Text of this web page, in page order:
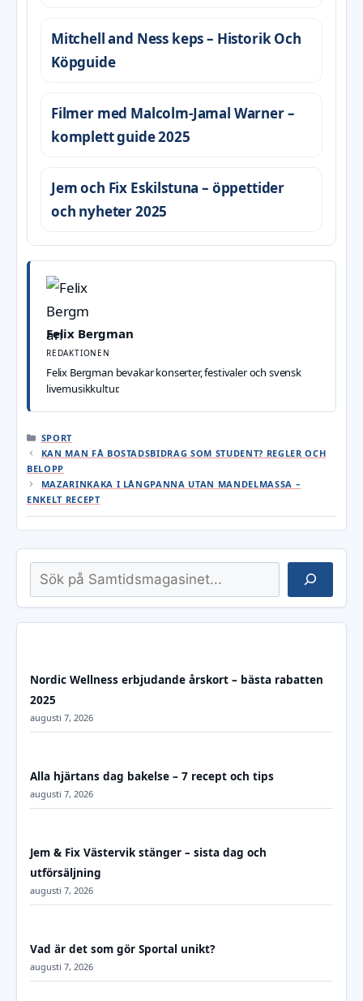
Mitchell and Ness keps – Historik Och
Köpguide
Filmer med Malcolm-Jamal Warner –
komplett guide 2025
Jem och Fix Eskilstuna – öppettider
och nyheter 2025
Felix Bergman
REDAKTIONEN
Felix Bergman bevakar konserter, festivaler och svensk
livemusikkultur.
KATEGORIER
SPORT
KAN MAN FÅ BOSTADSBIDRAG SOM STUDENT? REGLER OCH
BELOPP
MAZARINKAKA I LÅNGPANNA UTAN MANDELMASSA –
ENKELT RECEPT
Sök
Nordic Wellness erbjudande årskort – bästa rabatten
2025
augusti 7, 2026
Alla hjärtans dag bakelse – 7 recept och tips
augusti 7, 2026
Jem & Fix Västervik stänger – sista dag och
utförsäljning
augusti 7, 2026
Vad är det som gör Sportal unikt?
augusti 7, 2026